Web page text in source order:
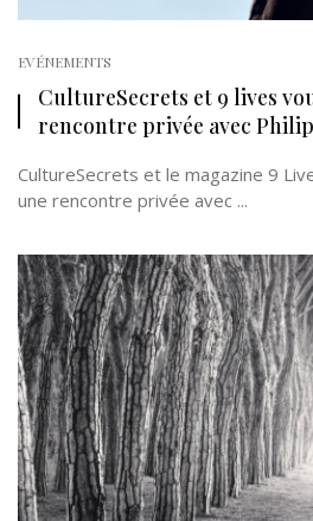
EVÉNEMENTS
CultureSecrets et 9 lives
rencontre privée avec
CultureSecrets et le magazine 9
une rencontre privée avec ...